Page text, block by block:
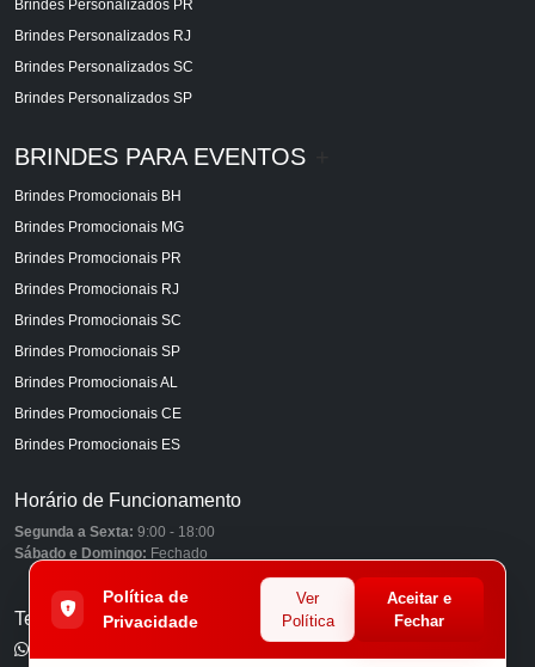
Brindes Personalizados PR
Brindes Personalizados RJ
Brindes Personalizados SC
Brindes Personalizados SP
BRINDES PARA EVENTOS
Brindes Promocionais BH
Brindes Promocionais MG
Brindes Promocionais PR
Brindes Promocionais RJ
Brindes Promocionais SC
Brindes Promocionais SP
Brindes Promocionais AL
Brindes Promocionais CE
Brindes Promocionais ES
Horário de Funcionamento
Segunda a Sexta: 9:00 - 18:00
Sábado e Domingo: Fechado
Telefones
Política de
Privacidade
Ver
Política
Aceitar e
Fechar